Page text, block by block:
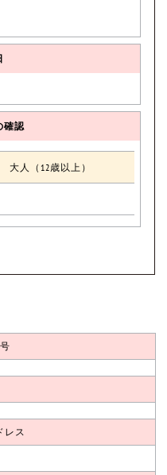
確認
大人（12歳以上）
レス